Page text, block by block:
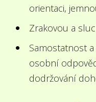
orientaci,
Zrakovou a
Samostatnost
osobní
dodržování